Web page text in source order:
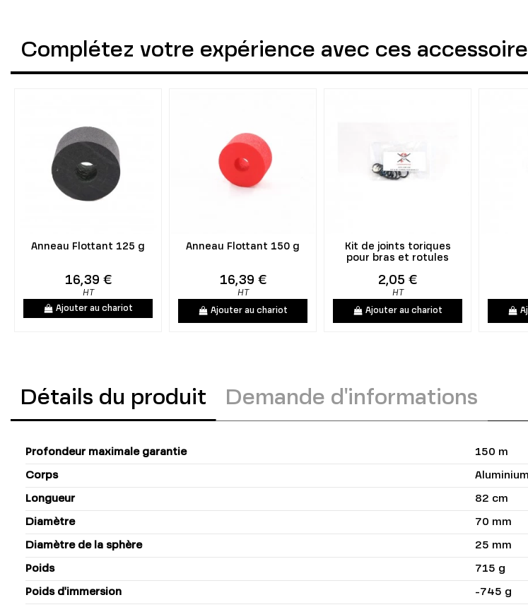
Complétez votre expérience avec ces
Anneau Flottant 125 g
16,39 €
HT
Ajouter au chariot
Anneau Flottant 150 g
16,39 €
HT
Ajouter au chariot
Kit de joints toriques
pour bras et rotules
2,05 €
HT
Ajouter au chariot
Détails du produit Demande d'informations
Profondeur maximale garantie 150 m
Corps
Longueur 82 cm
Diamètre 70 mm
Diamètre de la sphère 25 mm
Poids 715 g
Poids d'immersion -745 g